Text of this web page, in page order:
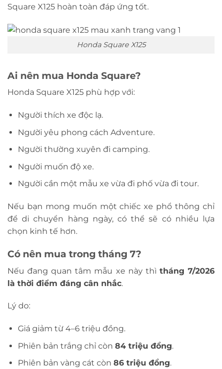
Square X125 hoàn toàn đáp ứng tốt.
Honda Square X125
Ai nên mua Honda Square?
Honda Square X125 phù hợp với:
Người thích xe độc lạ.
Người yêu phong cách Adventure.
Người thường xuyên đi camping.
Người muốn độ xe.
Người cần một mẫu xe vừa đi phố vừa đi tour.
Nếu bạn mong muốn một chiếc xe phổ thông chỉ
để di chuyển hàng ngày, có thể sẽ có nhiều lựa
chọn kinh tế hơn.
Có nên mua trong tháng 7?
Nếu đang quan tâm mẫu xe này thì tháng 7/2026
là thời điểm đáng cân nhắc.
Lý do:
Giá giảm từ 4–6 triệu đồng.
Phiên bản trắng chỉ còn 84 triệu đồng.
Phiên bản vàng cát còn 86 triệu đồng.